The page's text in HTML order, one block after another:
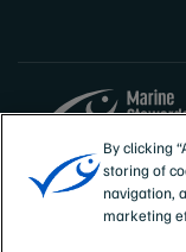
Sites
Polska
By clicking
storing of
navigation,
marketing